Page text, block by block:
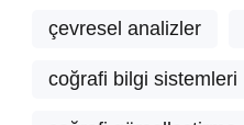
çevresel analizler
coğrafi bilgi sistemleri